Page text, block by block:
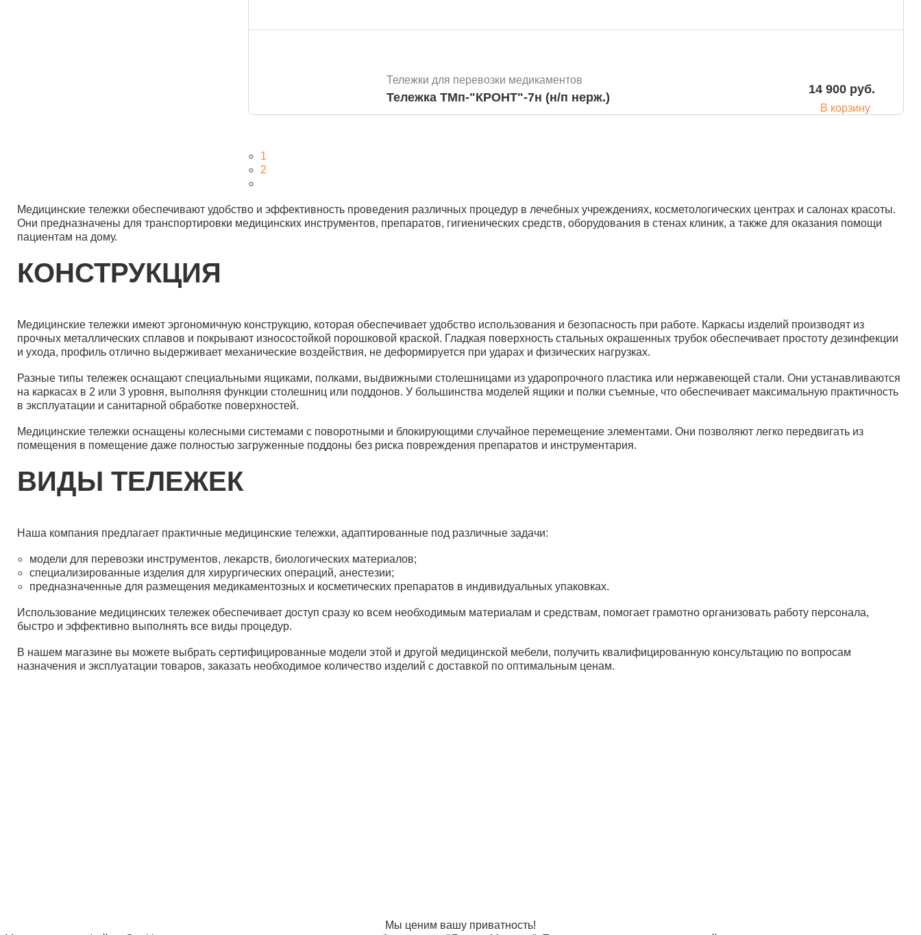
Тележки для перевозки медикаментов
Тележка ТМп-"КРОНТ"-7н (н/п нерж.)
14 900 руб.
В корзину
Тележки для перевозки медикаментов
Тележка ТМп-"КРОНТ"-1п
16 100 руб.
В корзину
Тележки для перевозки медикаментов
Тележка ТМп-"КРОНТ"-5м c принадлежностями (н/п
нерж.) м.41283
17 000 руб.
Тележки для перевозки медикаментов
Тележки для перевозки медикаментов
Тележка внутрибольничная 2-х ярусная ТБ-01-
"КРОНТ"-2 Поддоны из нержавеющей стали 60582.
1
2
Медицинские тележки обеспечивают удобство и эффективность проведения различных процедур в лечебных учреждениях, косметологических центрах и салонах красоты.
Они предназначены для транспортировки медицинских инструментов, препаратов, гигиенических средств, оборудования в стенах клиник, а также для оказания помощи
пациентам на дому.
КОНСТРУКЦИЯ
Медицинские тележки имеют эргономичную конструкцию, которая обеспечивает удобство использования и безопасность при работе. Каркасы изделий производят из
прочных металлических сплавов и покрывают износостойкой порошковой краской. Гладкая поверхность стальных окрашенных трубок обеспечивает простоту дезинфекции
и ухода, профиль отлично выдерживает механические воздействия, не деформируется при ударах и физических нагрузках.
Разные типы тележек оснащают специальными ящиками, полками, выдвижными столешницами из ударопрочного пластика или нержавеющей стали. Они устанавливаются
на каркасах в 2 или 3 уровня, выполняя функции столешниц или поддонов. У большинства моделей ящики и полки съемные, что обеспечивает максимальную практичность
в эксплуатации и санитарной обработке поверхностей.
Медицинские тележки оснащены колесными системами с поворотными и блокирующими случайное перемещение элементами. Они позволяют легко передвигать из
помещения в помещение даже полностью загруженные поддоны без риска повреждения препаратов и инструментария.
ВИДЫ ТЕЛЕЖЕК
Наша компания предлагает практичные медицинские тележки, адаптированные под различные задачи:
модели для перевозки инструментов, лекарств, биологических материалов;
специализированные изделия для хирургических операций, анестезии;
предназначенные для размещения медикаментозных и косметических препаратов в индивидуальных упаковках.
Использование медицинских тележек обеспечивает доступ сразу ко всем необходимым материалам и средствам, помогает грамотно организовать работу персонала,
быстро и эффективно выполнять все виды процедур.
В нашем магазине вы можете выбрать сертифицированные модели этой и другой медицинской мебели, получить квалифицированную консультацию по вопросам
назначения и эксплуатации товаров, заказать необходимое количество изделий с доставкой по оптимальным ценам.
Мы ценим вашу приватность!